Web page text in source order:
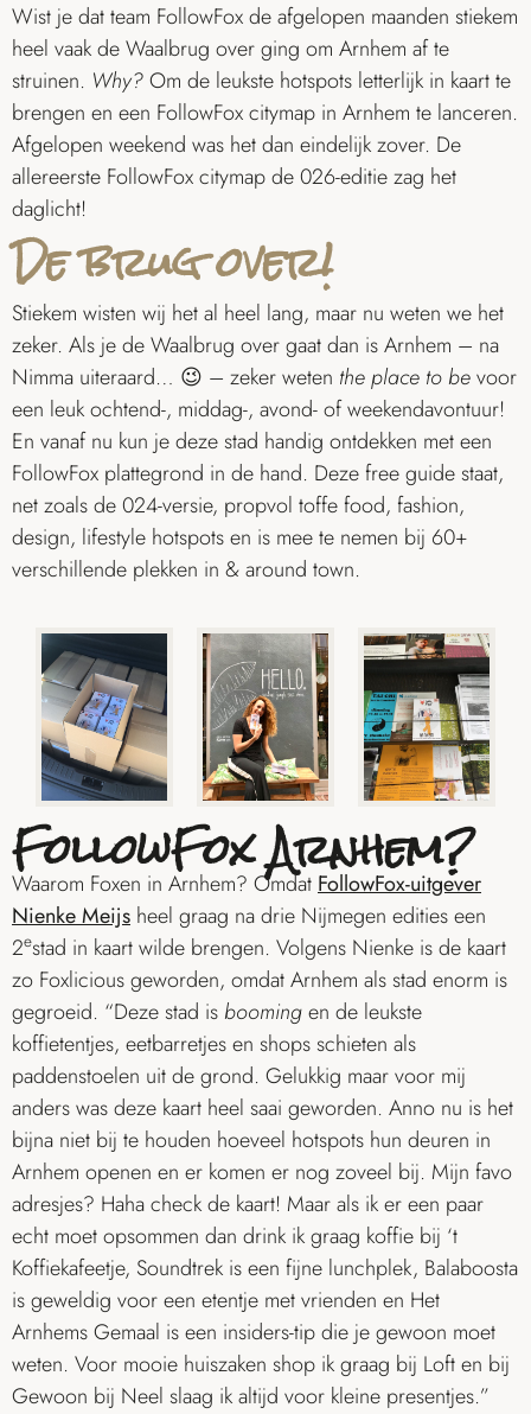
Wist je dat team FollowFox de afgelopen maanden stiekem
heel vaak de Waalbrug over ging om Arnhem af te
struinen. Why?Om de leukste hotspots letterlijk in kaart te
brengen en een FollowFox citymap in Arnhem te lanceren.
Afgelopen weekend was het dan eindelijk zover. De
allereerste FollowFox citymap de 026-editie zag het
daglicht!
De brug over!
Stiekem wisten wij het al heel lang, maar nu weten we het
zeker. Als je de Waalbrug over gaat dan is Arnhem – na
Nimma uiteraard… 😉 – zeker weten the place to bevoor
een leuk ochtend-, middag-, avond- of weekendavontuur!
En vanaf nu kun je deze stad handig ontdekken met een
FollowFox plattegrond in de hand. Deze free guide staat,
net zoals de 024-versie, propvol toffe food, fashion,
design, lifestyle hotspots en is mee te nemen bij 60+
verschillende plekken in & around town.
FollowFox Arnhem?
Waarom Foxen in Arnhem? Omdat FollowFox-uitgever
Nienke Meijs heel graag na drie Nijmegen edities een
2estad in kaart wilde brengen. Volgens Nienke is de kaart
zo Foxlicious geworden, omdat Arnhem als stad enorm is
gegroeid. “Deze stad isboomingen de leukste
koffietentjes, eetbarretjes en shops schieten als
paddenstoelen uit de grond. Gelukkig maar voor mij
anders was deze kaart heel saai geworden. Anno nu is het
bijna niet bij te houden hoeveel hotspots hun deuren in
Arnhem openen en er komen er nog zoveel bij. Mijn favo
adresjes? Haha check de kaart! Maar als ik er een paar
echt moet opsommen dan drink ik graag koffie bij ‘t
Koffiekafeetje, Soundtrek is een fijne lunchplek, Balaboosta
is geweldig voor een etentje met vrienden en Het
Arnhems Gemaal is een insiders-tip die je gewoon moet
weten. Voor mooie huiszaken shop ik graag bij Loft en bij
Gewoon bij Neel slaag ik altijd voor kleine presentjes.”